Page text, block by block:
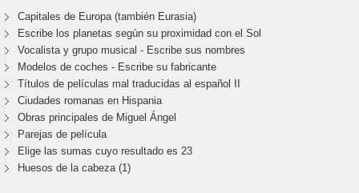
Capitales de Europa (también Eurasia)
Escribe los planetas según su proximidad con el Sol
Vocalista y grupo musical - Escribe sus nombres
Modelos de coches - Escribe su fabricante
Títulos de películas mal traducidas al español II
Ciudades romanas en Hispania
Obras principales de Miguel Ángel
Parejas de película
Elige las sumas cuyo resultado es 23
Huesos de la cabeza (1)